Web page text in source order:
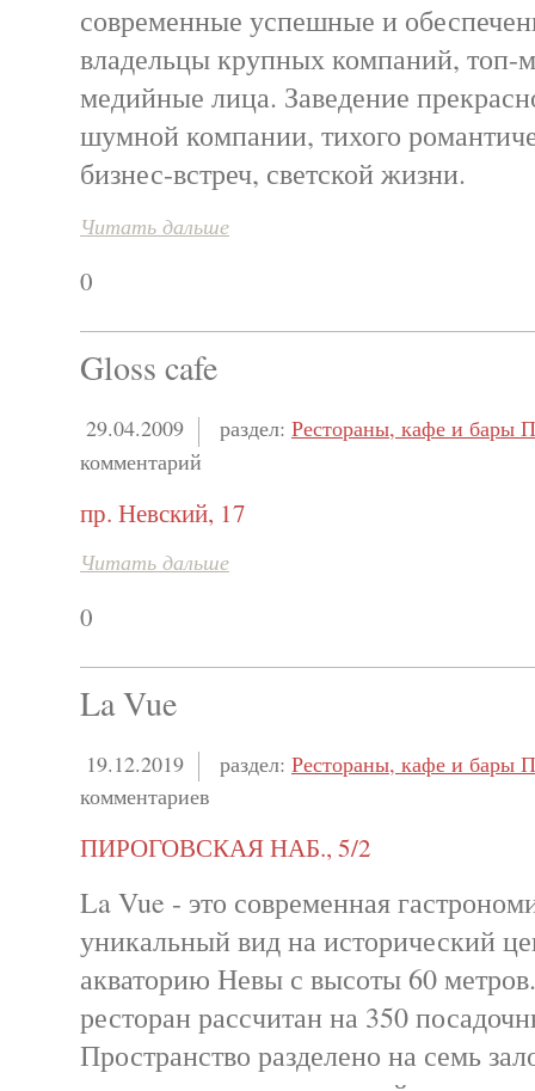
современные успешные и
владельцы крупных компаний, топ-
медийные лица. Заведение
шумной компании, тихого
бизнес-встреч, светской жизни.
Читать дальше
0
Gloss cafe
29.04.2009 раздел: Рестораны, кафе и бары
комментарий
пр. Невский, 17
Читать дальше
0
La Vue
19.12.2019 раздел: Рестораны, кафе и бары
комментариев
ПИРОГОВСКАЯ НАБ., 5/2
La Vue - это современная
уникальный вид на исторический
акваторию Невы с высоты 60
ресторан рассчитан на 350
Пространство разделено на семь